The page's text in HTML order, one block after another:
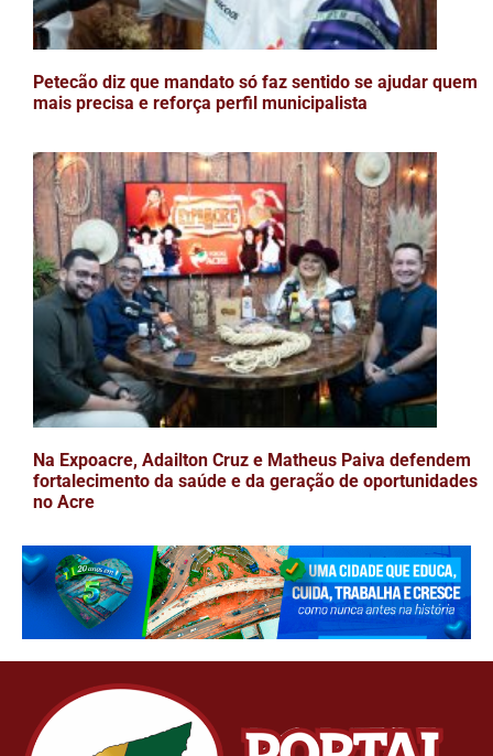
Petecão diz que mandato só faz sentido se ajudar quem
mais precisa e reforça perfil municipalista
Na Expoacre, Adailton Cruz e Matheus Paiva defendem
fortalecimento da saúde e da geração de oportunidades
no Acre